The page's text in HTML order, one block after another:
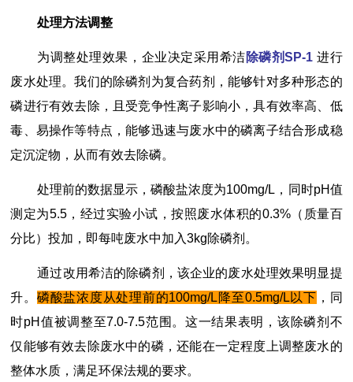
处理方法调整
为调整处理效果，企业决定采用希洁除磷剂SP-1 进行
废水处理。我们的除磷剂为复合药剂，能够针对多种形态的
磷进行有效去除，且受竞争性离子影响小，具有效率高、低
毒、易操作等特点，能够迅速与废水中的磷离子结合形成稳
定沉淀物，从而有效去除磷。
处理前的数据显示，磷酸盐浓度为100mg/L，同时pH值
测定为5.5，经过实验小试，按照废水体积的0.3%（质量百
分比）投加，即每吨废水中加入3kg除磷剂。
通过改用希洁的除磷剂，该企业的废水处理效果明显提
升。 磷酸盐浓度从处理前的100mg/L降至0.5mg/L以下 ，同
时pH值被调整至7.0-7.5范围。这一结果表明，该除磷剂不
仅能够有效去除废水中的磷，还能在一定程度上调整废水的
整体水质，满足环保法规的要求。